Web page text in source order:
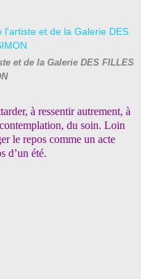
et de la Galerie DES FILLES
à ressentir autrement, à
du soin. Loin
le repos comme un acte
d’un été.